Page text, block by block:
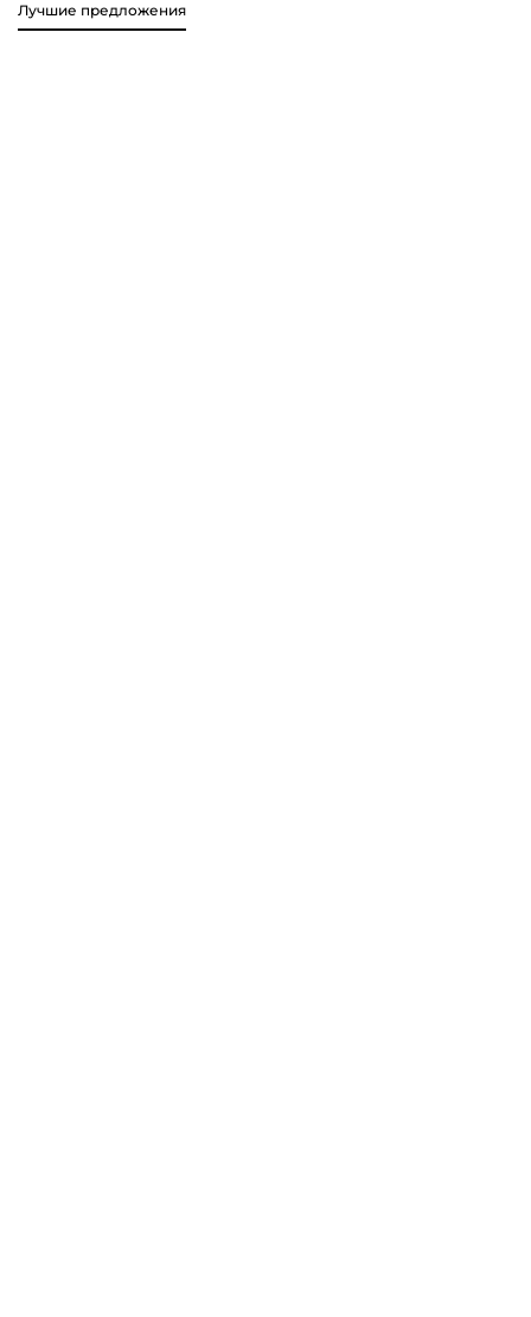
Лучшие предложения